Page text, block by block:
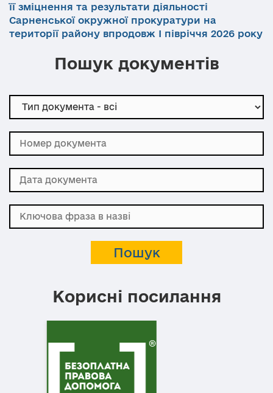
її зміцнення та результати діяльності
Сарненської окружної прокуратури на
території району впродовж І півріччя 2026 року
Пошук документів
Корисні посилання